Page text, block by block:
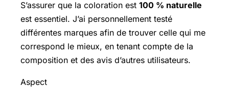
S’assurer que la coloration est 100 % naturelle
est essentiel. J’ai personnellement testé
différentes marques afin de trouver celle qui me
correspond le mieux, en tenant compte de la
composition et des avis d’autres utilisateurs.
Aspect